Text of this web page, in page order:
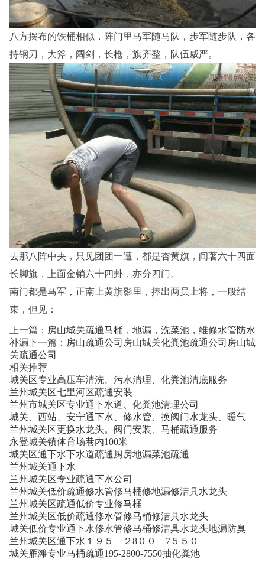
八方摆布的铁桶相似，阵门里马军随马队，步军随步队，各
持钢刀，大斧，阔剑，长枪，旗齐整，队伍威严。
去那八阵中央，只见团团一遭，都是杏黄旗，间著六十四面
长脚旗，上面金销六十四卦，亦分四门。
南门都是马军，正南上黄旗影里，捧出两员上将，一般结
束，但见：
上一篇： 房山城关疏通马桶，地漏，洗菜池，维修水管防水
补漏下一篇： 房山疏通公司房山城关化粪池疏通公司房山城
关疏通公司
相关推荐
城关区专业高压车清洗、污水清理、化粪池清底服务
兰州城关区七里河区疏通安装
兰州市城关区专业通下水道、化粪池清理公司
城关、西站、安宁通下水、修水管、换阀门水龙头、暖气
兰州城关区更换水龙头。阀门安装、马桶疏通服务
永登城关镇体育场巷内100米
城关区通下水下水道疏通厨房地漏菜池疏通
兰州城关通下水
兰州城关区专业疏通下水公司
兰州城关低价疏通修水管修马桶修地漏修洁具水龙头
兰州城关区疏通低价专业修马桶
兰州城关区低价疏通修水管修马桶修洁具水龙头
城关低价专业通下水修水管修马桶修洁具水龙头地漏防臭
兰州城关区通下水１９５—２8００—7５５０
城关雁滩专业马桶疏通195-2800-7550抽化粪池